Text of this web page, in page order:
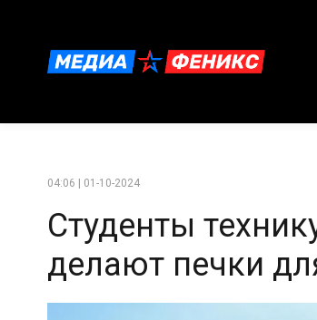
04:06 | 01-10-2024
Студенты
делают печки